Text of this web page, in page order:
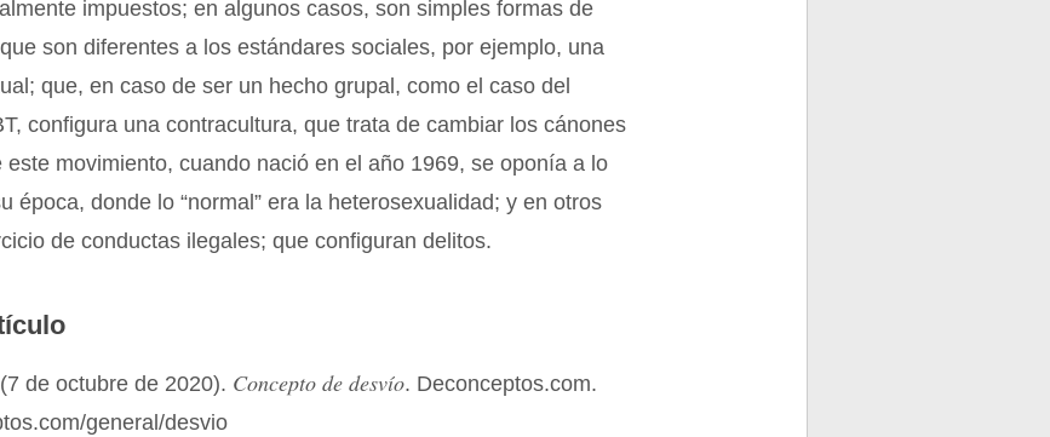
impuestos; en algunos casos, son simples formas de
son diferentes a los estándares sociales, por ejemplo, una
que, en caso de ser un hecho grupal, como el caso del
configura una contracultura, que trata de cambiar los cánones
este movimiento, cuando nació en el año 1969, se oponía a lo
época, donde lo “normal” era la heterosexualidad; y en otros
de conductas ilegales; que configuran delitos.
de octubre de 2020). Concepto de desvío. Deconceptos.com.
general/desvio